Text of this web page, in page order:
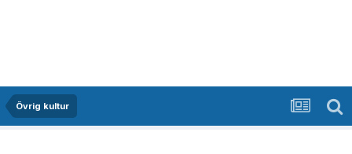
Övrig kultur